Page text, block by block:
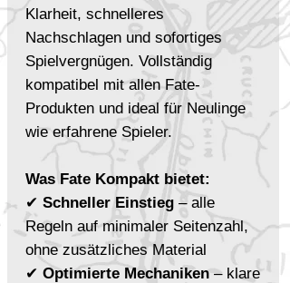
Klarheit, schnelleres
Nachschlagen und sofortiges
Spielvergnügen. Vollständig
kompatibel mit allen Fate-
Produkten und ideal für Neulinge
wie erfahrene Spieler.
Was Fate Kompakt bietet:
✔ Schneller Einstieg – alle
Regeln auf minimaler Seitenzahl,
ohne zusätzliches Material
✔ Optimierte Mechaniken – klare